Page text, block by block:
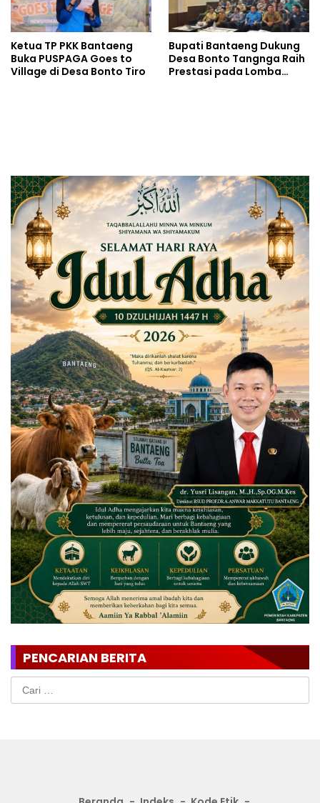
Ketua TP PKK Bantaeng
Buka PUSPAGA Goes to
Village di Desa Bonto Tiro
Bupati Bantaeng Dukung
Desa Bonto Tangnga Raih
Prestasi pada Lomba
PENCARIAN BERITA
Cari
untuk: